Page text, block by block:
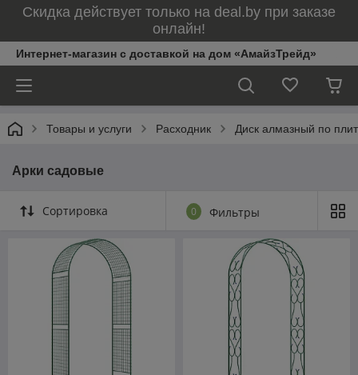
Скидка действует только на deal.by при заказе
онлайн!
Интернет-магазин с доставкой на дом «АмайзТрейд»
Товары и услуги Расходник Диск алмазный по
Арки садовые
Сортировка 0 Фильтры